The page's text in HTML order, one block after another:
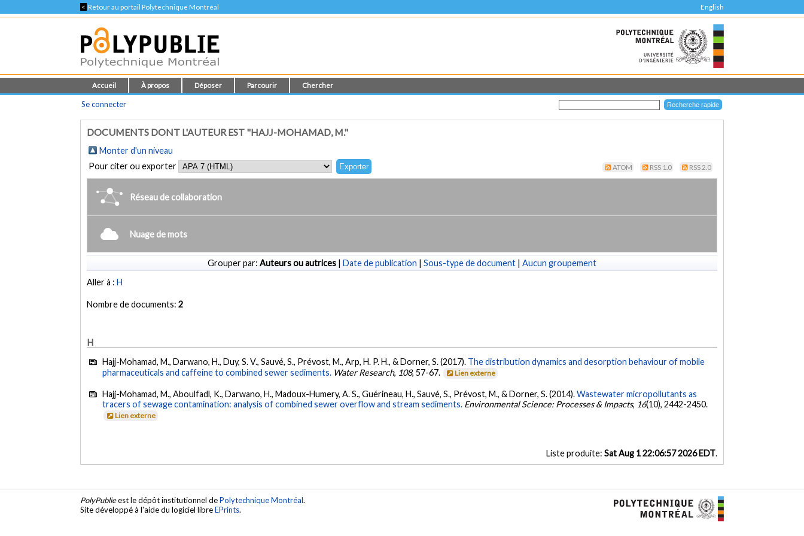
< Retour au portail Polytechnique Montréal English
Accueil À propos Déposer Parcourir Chercher
Se connecter
DOCUMENTS DONT L'AUTEUR EST "HAJJ-MOHAMAD, M."
Monter d'un niveau
Pour citer ou exporter
ATOM RSS 1.0 RSS 2.0
Réseau de collaboration
Nuage de mots
Grouper par: Auteurs ou autrices | Date de publication | Sous-type de document | Aucun groupement
Aller à :H
Nombre de documents:2
H
Hajj-Mohamad, M., Darwano, H., Duy, S. V., Sauvé, S., Prévost, M., Arp, H. P. H., & Dorner, S. (2017). The distribution dynamics and desorption behaviour of mobile
pharmaceuticals and caffeine to combined sewer sediments. Water Research, 108, 57-67. Lien externe
Hajj-Mohamad, M., Aboulfadl, K., Darwano, H., Madoux-Humery, A. S., Guérineau, H., Sauvé, S., Prévost, M., & Dorner, S. (2014).Wastewater micropollutants as
tracers of sewage contamination: analysis of combined sewer overflow and stream sediments. Environmental Science: Processes & Impacts, 16(10), 2442-2450.
Lien externe
Liste produite: Sat Aug 1 22:06:57 2026 EDT.
PolyPublieest le dépôt institutionnel dePolytechnique Montréal.
Site développé à l'aide du logiciel libreEPrints.